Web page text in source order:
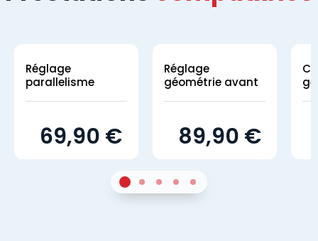
Réglage
parallelisme
69,90 €
Réglage
géométrie avant
89,90 €
Sur 32Sur 33Sur 34Sur 35Sur 3